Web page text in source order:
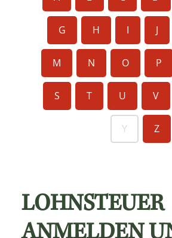
G H I J
M N O P
S T U V
Y Z
LOHNSTEUER